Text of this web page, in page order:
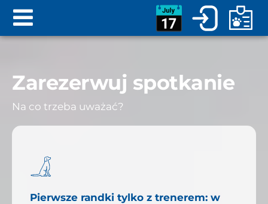
Zarezerwuj spotkanie
Na co trzeba uważać?
Pierwsze randki tylko z trenerem: w